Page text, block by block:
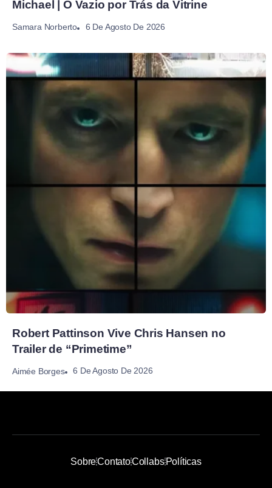
Michael | O Vazio por Trás da Vitrine
Samara Norberto 6 De Agosto De 2026
Robert Pattinson Vive Chris Hansen no
Trailer de “Primetime”
Aimée Borges 6 De Agosto De 2026
SobreContatoCollabsPolíticas